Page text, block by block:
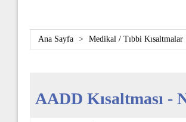
Ana Sayfa > Medikal / Tıbbi Kısaltmalar
AADD Kısaltması -